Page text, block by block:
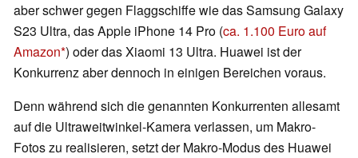
aber schwer gegen Flaggschiffe wie das Samsung Galaxy
S23 Ultra, das Apple iPhone 14 Pro (ca. 1.100 Euro auf
Amazon ) oder das Xiaomi 13 Ultra. Huawei ist der
Konkurrenz aber dennoch in einigen Bereichen voraus.
Denn während sich die genannten Konkurrenten allesamt
auf die Ultraweitwinkel-Kamera verlassen, um Makro-
Fotos zu realisieren, setzt der Makro-Modus des Huawei